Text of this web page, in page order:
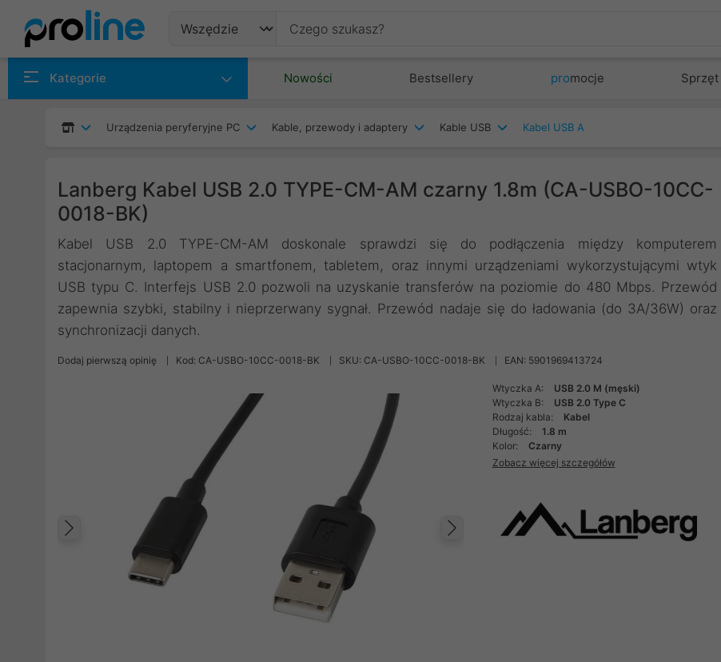
Kategorie Nowości Bestsellery promocje
Urządzenia peryferyjne PC Kable, przewody i adaptery Kable USB Kabel USB A
Lanberg Kabel USB 2.0 TYPE-CM-AM czarny 1.8m (CA-USBO-10CC-
0018-BK)
Kabel USB 2.0 TYPE-CM-AM doskonale sprawdzi się do podłączenia między komputerem
stacjonarnym, laptopem a smartfonem, tabletem, oraz innymi urządzeniami wykorzystującymi wtyk
USB typu C. Interfejs USB 2.0 pozwoli na uzyskanie transferów na poziomie do 480 Mbps. Przewód
zapewnia szybki, stabilny i nieprzerwany sygnał. Przewód nadaje się do ładowania (do 3A/36W) oraz
synchronizacji danych.
Dodaj pierwszą opinię Kod: CA-USBO-10CC-0018-BK SKU: CA-USBO-10CC-0018-BK EAN: 5901969413724
Następny
Poprzedni
Wtyczka A:
USB 2.0 M (męski)
Wtyczka B:
USB 2.0 Type C
Rodzaj kabla:
Kabel
Długość:
1.8 m
Kolor:
Czarny
Zobacz więcej szczegółów